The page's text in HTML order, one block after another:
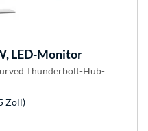
LED-Monitor
Thunderbolt-Hub-
Zoll)